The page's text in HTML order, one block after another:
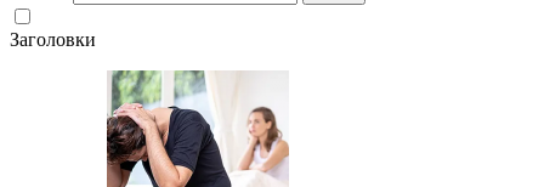
Заголовки